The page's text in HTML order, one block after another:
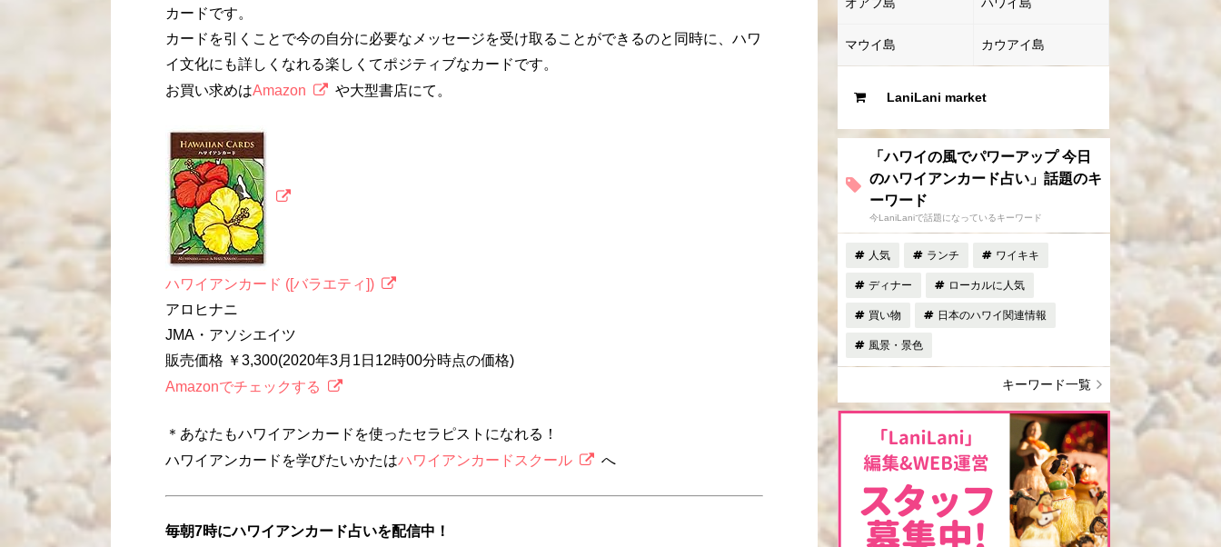
カードです。
カードを引くことで今の自分に必要なメッセージを受け取ることができるのと同時に、ハワ
イ文化にも詳しくなれる楽しくてポジティブなカードです。
お買い求めはAmazon や大型書店にて。
ハワイアンカード ([バラエティ])
アロヒナニ
JMA・アソシエイツ
販売価格 ￥3,300(2020年3月1日12時00分時点の価格)
Amazonでチェックする
＊あなたもハワイアンカードを使ったセラピストになれる！
ハワイアンカードを学びたいかたはハワイアンカードスクール へ
毎朝7時にハワイアンカード占いを配信中！
オアフ島 ハワイ島
マウイ島 カウアイ島
LaniLani market
「ハワイの風でパワーアップ 今日
のハワイアンカード占い」話題のキ
ーワード
今LaniLaniで話題になっているキーワード
人気 ランチ ワイキキ
ディナー ローカルに人気
買い物 日本のハワイ関連情報
風景・景色
キーワード一覧